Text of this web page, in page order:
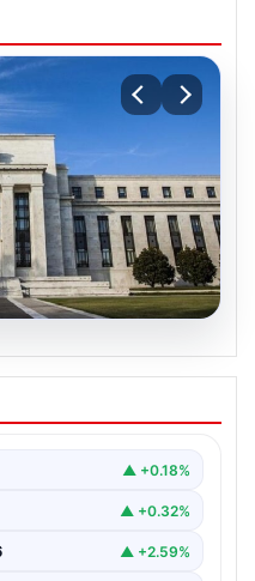
saat kaçta?
2026 FED
▲ +0.18%
▲ +0.32%
▲ +2.59%